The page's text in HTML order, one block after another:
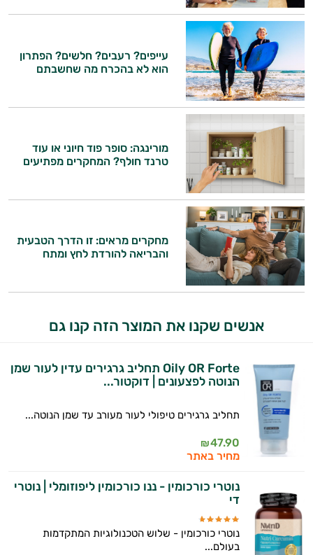
עייפים? רעבים? חלשים? הפתרון
הוא לא בהכרח מה שחשבתם
מורינגה: סופר פוד חיוני או עוד
טרנד חולף? המחקרים מפתיעים
מחקרים מראים: זו הדרך הטבעית
והבריאה להורדת לחץ ומתח
אנשים שקנו את המוצר הזה קנו גם
Oily OR Forte תחליב גרגירים עדין לעור שמן
הנוטה לפצעונים | דוקטור...
תחליב גרגירים טיפולי לעור מעורב עד שמן הנוטה...
47.90
₪
מחיר באתר
נוטרי כורכומין - ננו כורכומין ליפוזומלי | נוטרי
די
נוטרי כורכומין - שלוש הטכנולוגיות המתקדמות
בעולם...
היי,
אני יועץ הבריאות האישי AI של טבע בריא.
התשובות שלי מבוססות על מאגרי מידע קליניים
וספרות מקצועית בתחומי הרפואה הטבעית
ותזונת הספורט.
אני כאן כדי לעזור לך להתאים את תוספי
התזונה ומוצרי הבריאות המדויקים למטרות
ולמצב הגופני שלך, ולהסביר לך אילו רכיבים
עובדים יחד כדי למקסם תוצאות גם בחיי היום
יום וגם בתחום הכושר והספורט.
המטרה שלי היא להתאים עבורך המלצות
אישיות מבוססות מדעית.
זה הזמן להתחיל. איך אוכל לעזור?